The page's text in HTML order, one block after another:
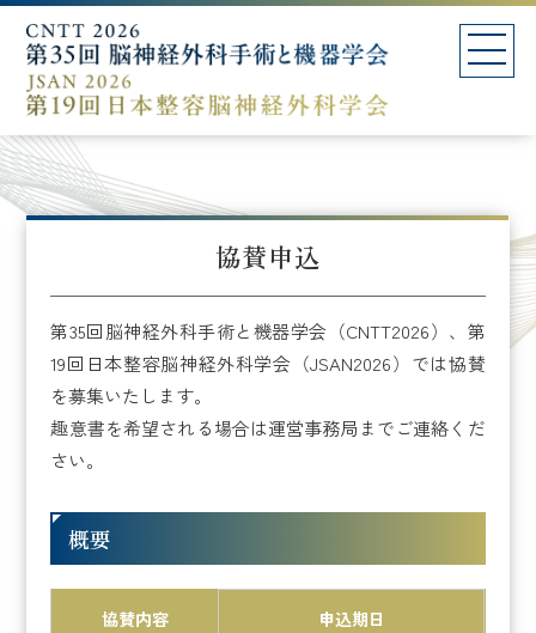
協賛申込
第35回脳神経外科手術と機器学会（CNTT2026）、第
19回日本整容脳神経外科学会（JSAN2026）では協賛
を募集いたします。
趣意書を希望される場合は運営事務局までご連絡くだ
さい。
概要
協賛内容 申込期日